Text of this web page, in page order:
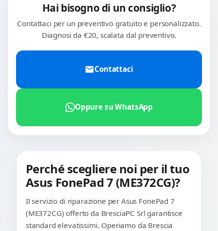
Hai bisogno di un consiglio?
Contattaci per un preventivo gratuito e personalizzato.
Diagnosi da €20, scalata dal preventivo.
Contattaci
Oppure su WhatsApp
Perché scegliere noi per il tuo
Asus FonePad 7 (ME372CG)?
Il servizio di riparazione per Asus FonePad 7
(ME372CG) offerto da BresciaPC Srl garantisce
standard elevatissimi. Operiamo da Brescia